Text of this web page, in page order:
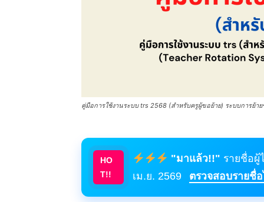
คู่มือการใช้งานระบบ trs 2568 (สำหรับครูผู้ขอย้าย) ระบบการย้
HO
T!!
"มาแล้ว!!" รายชื่อผู้
เม.ย. 2569
ตรวจสอบรายชื่